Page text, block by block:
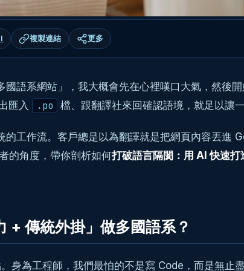
複製連結 更多
語系網站」，我大概會先在心裡嘆口大氣，然後
匯入
.po 檔、跟翻譯社來回確認語境，就足以讓
工作流。客戶總是以為翻譯就是把網頁內容丟進
的角度，帶你剖析如何打破語言隔閡：用 AI 快速
+ 傳統外掛」做多國語系？
身為工程師，我們最怕的不是寫 Code，而是無止